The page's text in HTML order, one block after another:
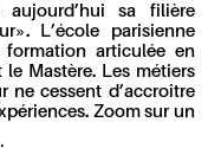
aujourd’hui sa filière
L’école parisienne
articulée en
Mastère. Les métiers
ne cessent d’accroître
Zoom sur un